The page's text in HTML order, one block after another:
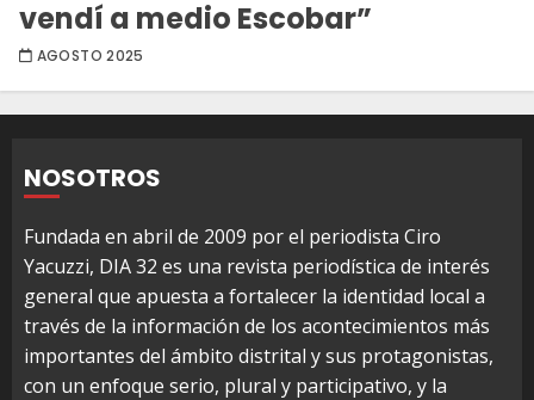
vendí a medio Escobar”
AGOSTO 2025
NOSOTROS
Fundada en abril de 2009 por el periodista Ciro
Yacuzzi, DIA 32 es una revista periodística de interés
general que apuesta a fortalecer la identidad local a
través de la información de los acontecimientos más
importantes del ámbito distrital y sus protagonistas,
con un enfoque serio, plural y participativo, y la